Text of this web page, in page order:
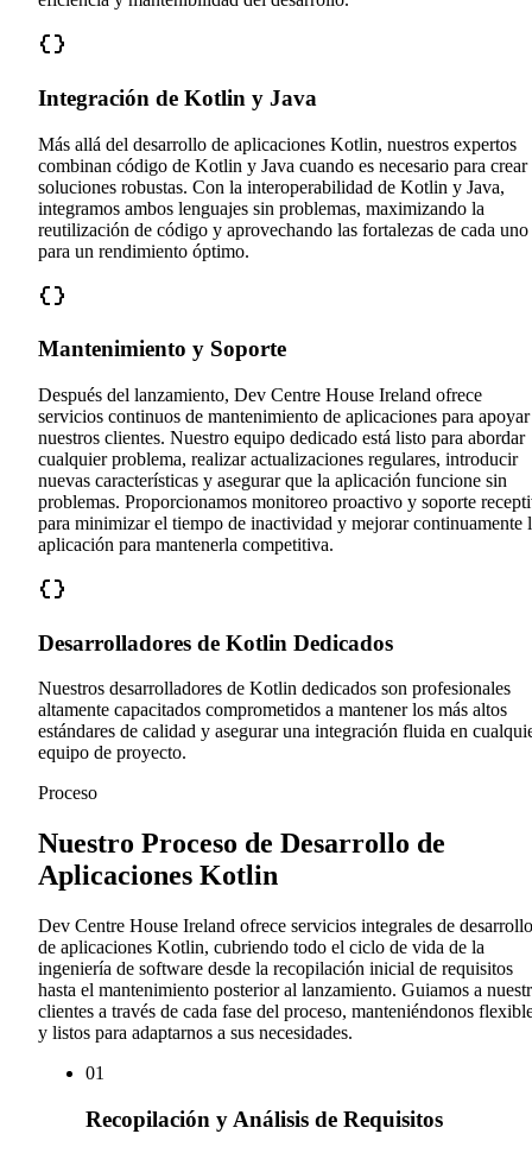
Integración de Kotlin y Java
Más allá del desarrollo de aplicaciones Kotlin, nuestros expertos
combinan código de Kotlin y Java cuando es necesario para crear
soluciones robustas. Con la interoperabilidad de Kotlin y Java,
integramos ambos lenguajes sin problemas, maximizando la
reutilización de código y aprovechando las fortalezas de cada uno
para un rendimiento óptimo.
Mantenimiento y Soporte
Después del lanzamiento, Dev Centre House Ireland ofrece
servicios continuos de mantenimiento de aplicaciones para apoyar
nuestros clientes. Nuestro equipo dedicado está listo para abordar
cualquier problema, realizar actualizaciones regulares, introducir
nuevas características y asegurar que la aplicación funcione sin
problemas. Proporcionamos monitoreo proactivo y soporte
para minimizar el tiempo de inactividad y mejorar continuamente
aplicación para mantenerla competitiva.
Desarrolladores de Kotlin Dedicados
Nuestros desarrolladores de Kotlin dedicados son profesionales
altamente capacitados comprometidos a mantener los más altos
estándares de calidad y asegurar una integración fluida en
equipo de proyecto.
Proceso
Nuestro Proceso de Desarrollo de
Aplicaciones Kotlin
Dev Centre House Ireland ofrece servicios integrales de desarrollo
de aplicaciones Kotlin, cubriendo todo el ciclo de vida de la
ingeniería de software desde la recopilación inicial de requisitos
hasta el mantenimiento posterior al lanzamiento. Guiamos a
clientes a través de cada fase del proceso, manteniéndonos
y listos para adaptarnos a sus necesidades.
01
Recopilación y Análisis de Requisitos